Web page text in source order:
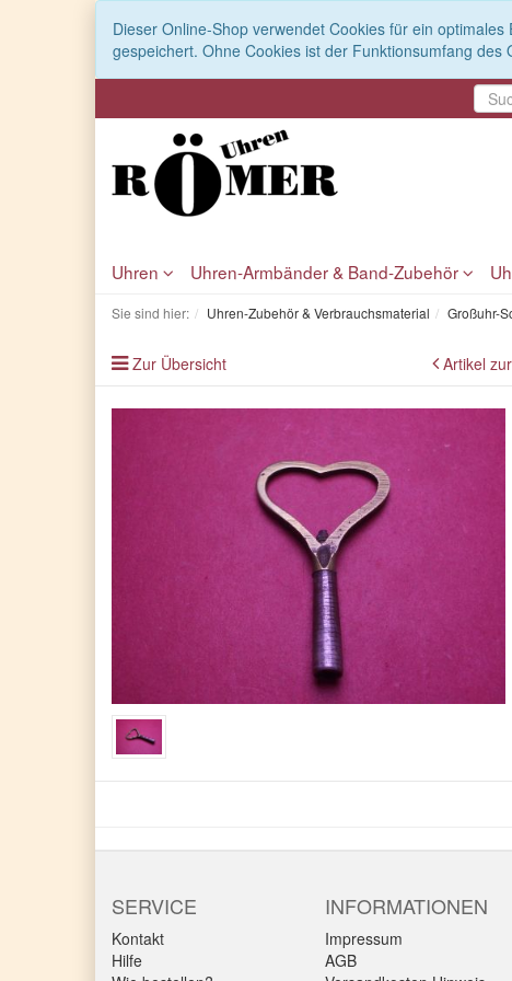
Dieser Online-Shop verwendet Cookies für ein
gespeichert. Ohne Cookies ist der Funktionsumfang des
Uhren Uhren-Armbänder & Band-Zubehör
Sie sind hier: Uhren-Zubehör & Verbrauchsmaterial Großuhr-
Zur Übersicht Artikel
SERVICE
Kontakt
Hilfe
INFORMATIONEN
Impressum
AGB